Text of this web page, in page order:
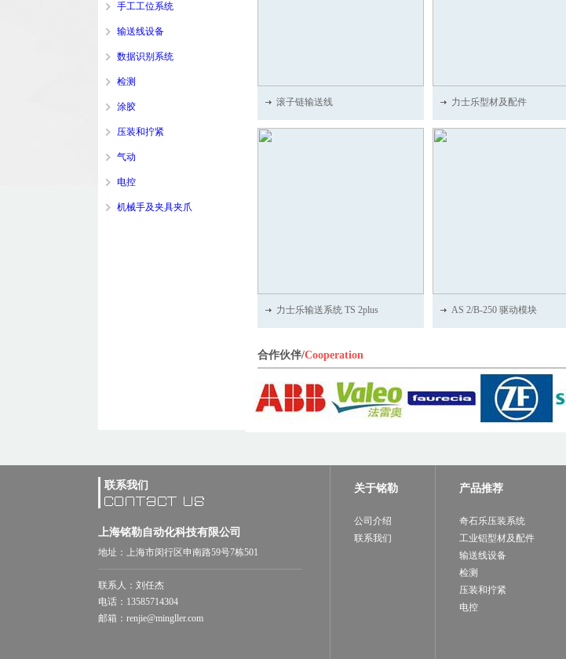
手工工位系统
输送线设备
数据识别系统
检测
涂胶
压装和拧紧
气动
电控
机械手及夹具夹爪
滚子链输送线 力士乐型材及配件
力士乐输送系统 TS 2plus AS 2/B-250 驱动模块
合作伙伴/Cooperation
联系我们
上海铭勒自动化科技有限公司
地址：上海市闵行区申南路59号7栋501
联系人：刘任杰
电话：13585714304
邮箱：renjie@mingller.com
关于铭勒
公司介绍
联系我们
产品推荐
奇石乐压装系统
工业铝型材及配件
输送线设备
检测
压装和拧紧
电控